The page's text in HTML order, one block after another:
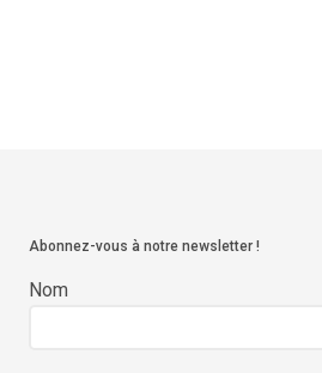
Abonnez-vous à notre newsletter !
Nom